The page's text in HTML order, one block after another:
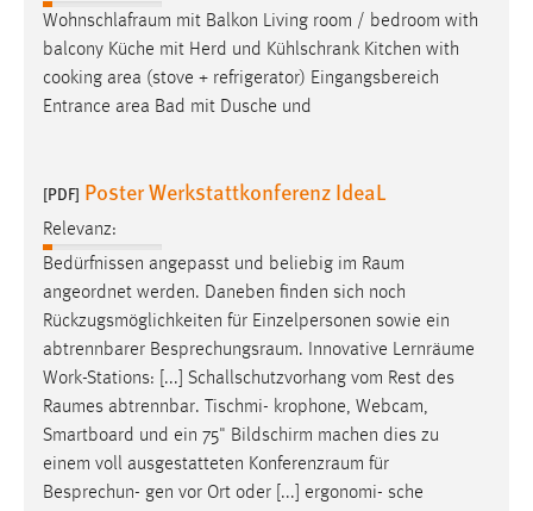
Wohnschlafraum mit Balkon Living room / bedroom with
balcony Küche mit Herd und Kühlschrank Kitchen with
cooking area (stove + refrigerator) Eingangsbereich
Entrance area Bad mit Dusche und
[PDF] Poster Werkstattkonferenz IdeaL
Relevanz:
Bedürfnissen angepasst und beliebig im Raum
angeordnet werden. Daneben finden sich noch
Rückzugsmöglichkeiten für Einzelpersonen sowie ein
abtrennbarer Besprechungsraum. Innovative Lernräume
Work-Stations: [...] Schallschutzvorhang vom Rest des
Raumes abtrennbar. Tischmi- krophone, Webcam,
Smartboard und ein 75" Bildschirm machen dies zu
einem voll ausgestatteten Konferenzraum für
Besprechun- gen vor Ort oder [...] ergonomi- sche